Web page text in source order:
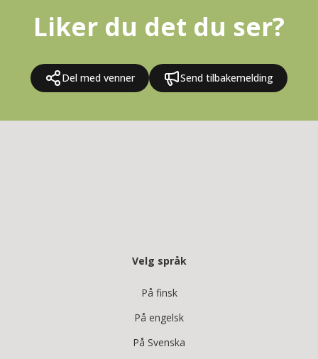
Liker du det du ser?
Del med venner Send tilbakemelding
Velg språk
På finsk
På engelsk
På Svenska